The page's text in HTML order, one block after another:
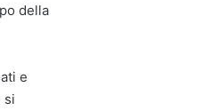
della
e
si